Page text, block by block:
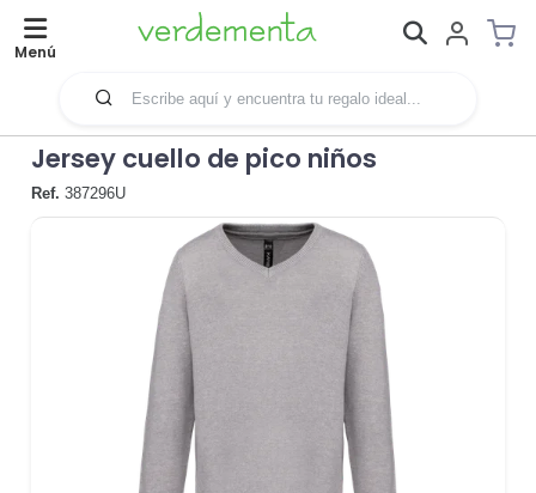
Menú
Jersey cuello de pico niños
Ref. 387296U